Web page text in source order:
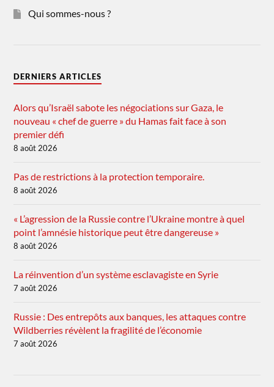
Qui sommes-nous ?
DERNIERS ARTICLES
Alors qu’Israël sabote les négociations sur Gaza, le
nouveau « chef de guerre » du Hamas fait face à son
premier défi
8 août 2026
Pas de restrictions à la protection temporaire.
8 août 2026
« L’agression de la Russie contre l’Ukraine montre à quel
point l’amnésie historique peut être dangereuse »
8 août 2026
La réinvention d’un système esclavagiste en Syrie
7 août 2026
Russie : Des entrepôts aux banques, les attaques contre
Wildberries révèlent la fragilité de l’économie
7 août 2026